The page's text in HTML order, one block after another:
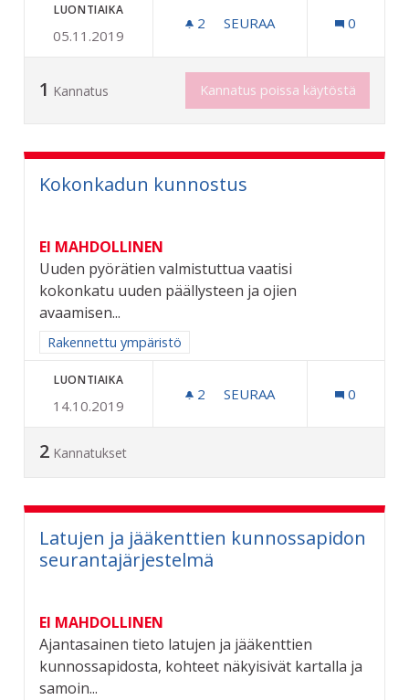
LUONTIAIKA
05.11.2019
2 2 SEURAAJAA
SEURAA 0
1 Kannatus Kannatus poissa käytöstä
Kokonkadun kunnostus
EI MAHDOLLINEN
Uuden pyörätien valmistuttua vaatisi
kokonkatu uuden päällysteen ja ojien
avaamisen...
Rajaa tulokset aihepiirin mukaan: Rakennettu ympäristö
Rakennettu ympäristö
LUONTIAIKA
14.10.2019
2 2 SEURAAJAA
SEURAA 0
2 Kannatukset
Latujen ja jääkenttien kunnossapidon
seurantajärjestelmä
EI MAHDOLLINEN
Ajantasainen tieto latujen ja jääkenttien
kunnossapidosta, kohteet näkyisivät kartalla ja
samoin...